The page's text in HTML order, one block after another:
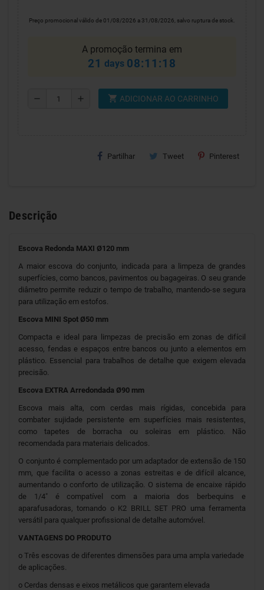
Preço promocional válido de 01/08/2026 a 31/08/2026, salvo ruptura de stock.
A promoção termina em
21 days 08:11:17
remove add shopping_cart ADICIONAR AO CARRINHO
Partilhar Tweet Pinterest
Descrição
Escova Redonda MAXI Ø120 mm
A maior escova do conjunto, indicada para a limpeza de grandes
superfícies, como bancos, pavimentos ou bagageiras. O seu grande
diâmetro permite reduzir o tempo de trabalho, mantendo-se segura
para utilização em estofos.
Escova MINI Spot Ø50 mm
Compacta e ideal para limpezas de precisão em zonas de difícil
acesso, fendas e espaços entre bancos ou junto a elementos em
plástico. Essencial para trabalhos de detalhe que exigem elevada
precisão.
Escova EXTRA Arredondada Ø90 mm
Escova mais alta, com cerdas mais rígidas, concebida para
combater sujidade persistente em superfícies mais resistentes,
como tapetes de borracha ou soleiras em plástico. Não
recomendada para materiais delicados.
O conjunto é complementado por um adaptador de extensão de 150
mm, que facilita o acesso a zonas estreitas e de difícil alcance,
aumentando o conforto de utilização. O sistema de encaixe rápido
de 1/4" é compatível com a maioria dos berbequins e
aparafusadoras, tornando o K2 BRILL SET PRO uma ferramenta
versátil para qualquer profissional de detalhe automóvel.
VANTAGENS DO PRODUTO
o Três escovas de diferentes dimensões para uma ampla variedade
de aplicações.
o Cerdas densas e eixos metálicos que garantem elevada